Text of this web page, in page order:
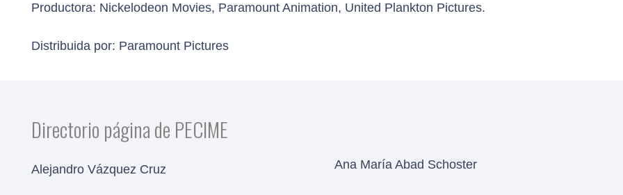
Productora: Nickelodeon Movies, Paramount Animation, United Plankton Pictures.
Distribuida por: Paramount Pictures
Directorio página de PECIME
Alejandro Vázquez Cruz Ana María Abad Schoster